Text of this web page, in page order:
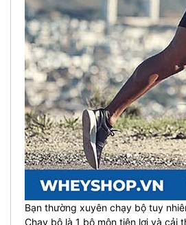
Bạn thường xuyên chạy bộ tuy
Chạy bộ là 1 bộ môn tiện lợi và cải